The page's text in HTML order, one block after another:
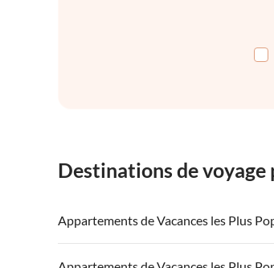
Destinations de voyage
Appartements de Vacances les Plus
Appartements de Vacances à France